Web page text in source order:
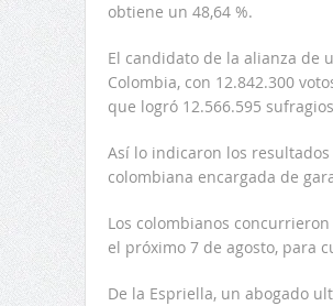
obtiene un 48,64 %.
El candidato de la alianza de
Colombia, con 12.842.300
que logró 12.566.595
Así lo indicaron los
colombiana encargada de
Los colombianos
el próximo 7 de agosto, para
De la Espriella, un abogado